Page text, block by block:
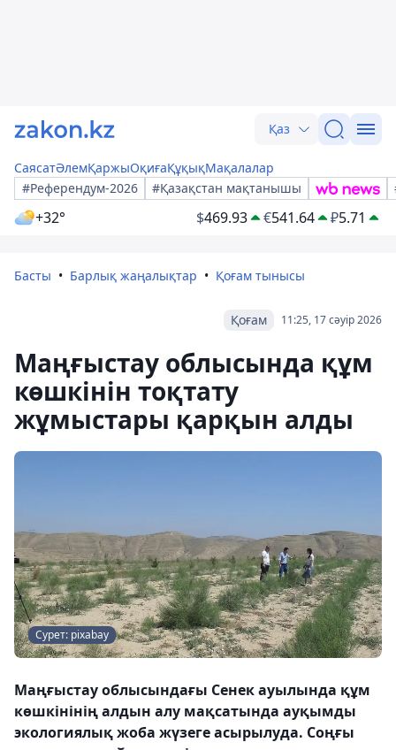
Қаз
СаясатӘлемҚаржыОқиғаҚұқықМақалалар
#Референдум-2026
#Қазақстан мақтанышы
+32° $469.93 €541.64 ₽5.71
Басты Барлық жаңалықтар Қоғам тынысы
11:25, 17 сәуір 2026
Қоғам
Маңғыстау облысында құм
көшкінін тоқтату
жұмыстары қарқын алды
Сурет: pixabay
Маңғыстау облысындағы Сенек ауылында құм
көшкінінің алдын алу мақсатында ауқымды
экологиялық жоба жүзеге асырылуда. Соңғы